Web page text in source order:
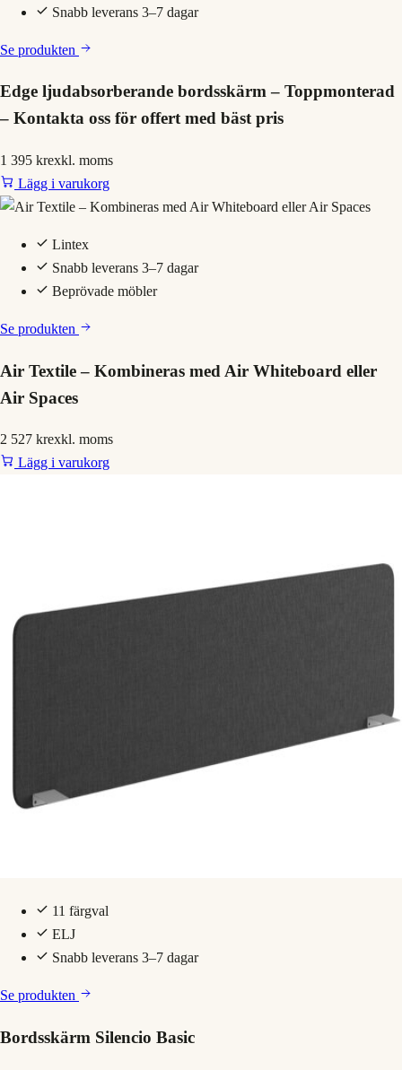
Snabb leverans 3–7 dagar
Se produkten
Edge ljudabsorberande bordsskärm – Toppmonterad
– Kontakta oss för offert med bäst pris
1 395 krexkl. moms
Lägg i varukorg
Lintex
Snabb leverans 3–7 dagar
Beprövade möbler
Se produkten
Air Textile – Kombineras med Air Whiteboard eller
Air Spaces
2 527 krexkl. moms
Lägg i varukorg
11 färgval
ELJ
Snabb leverans 3–7 dagar
Se produkten
Bordsskärm Silencio Basic